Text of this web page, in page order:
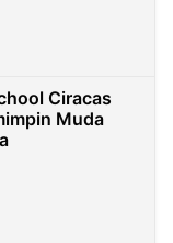
Ciracas
Muda